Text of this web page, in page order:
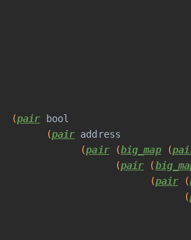
pair
bool
pair address
pair (big_map (
pair (
pair (